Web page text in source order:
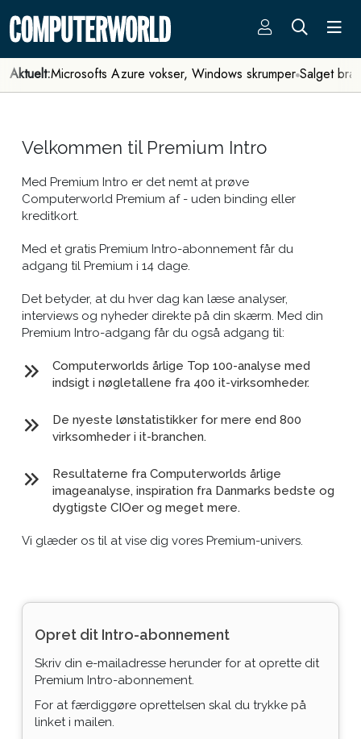
Aktuelt:Microsofts Azure vokser, Windows skrumper Salget
Velkommen til Premium Intro
Med Premium Intro er det nemt at prøve
Computerworld Premium af - uden binding eller
kreditkort.
Med et gratis Premium Intro-abonnement får du
adgang til Premium i 14 dage.
Det betyder, at du hver dag kan læse analyser,
interviews og nyheder direkte på din skærm. Med din
Premium Intro-adgang får du også adgang til:
Computerworlds årlige Top 100-analyse med
indsigt i nøgletallene fra 400 it-virksomheder.
De nyeste lønstatistikker for mere end 800
virksomheder i it-branchen.
Resultaterne fra Computerworlds årlige
imageanalyse, inspiration fra Danmarks bedste og
dygtigste CIOer og meget mere.
Vi glæder os til at vise dig vores Premium-univers.
Opret dit Intro-abonnement
Skriv din e-mailadresse herunder for at oprette dit
Premium Intro-abonnement.
For at færdiggøre oprettelsen skal du trykke på
linket i mailen.